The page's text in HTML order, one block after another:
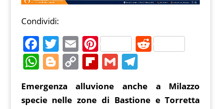
Condividi:
F
a
c
e
T
w
itt
er
E
m
ai
l
Pi
nt
er
e
R
di
W
at
Bl
g
C
o
p
Fl
b
G
ai
T
el
e
Emergenza alluvione anche a Milazzo
specie nelle zone di Bastione e Torretta